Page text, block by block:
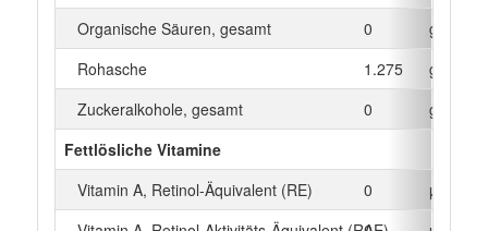
Organische Säuren, gesamt
0
g
Rohasche
1.275
g
Zuckeralkohole, gesamt
0
g
Fettlösliche Vitamine
Vitamin A, Retinol-Äquivalent (RE)
0
µg